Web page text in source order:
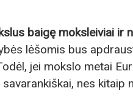
baigę moksleiviai ir
lėšomis bus
jei mokslo metai
nes kitaip